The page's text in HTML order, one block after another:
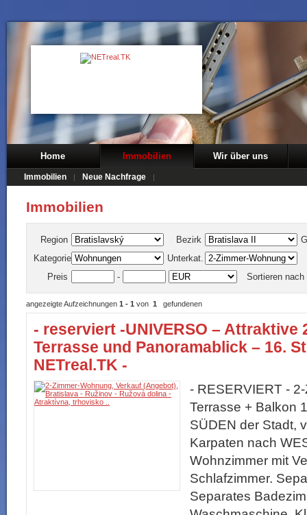
Home Immobilien
Immobilien Neue Nachfrage
Wir über uns
Immobilien
Region Bezirk
Kategorie
Unterkat.
Preis
- Sortieren nach
angezeigte Aufzeichnungen 1 - 1 von 1 gefundenen
- reserviert -UNIVERSO – Attraktive
Terrasse und Panoramablick – 16.
NETreal.TK -
- RESERVIERT -
Terrasse + Balkon
SÜDEN der Stadt,
Karpaten nach
Wohnzimmer mit
Schlafzimmer.
Separates